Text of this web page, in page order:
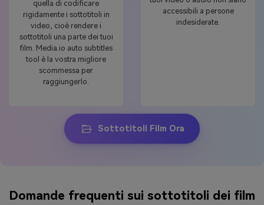
quella di codificare
rigidamente i sottotitoli in
video, cioè rendere i
sottotitoli una parte dei tuoi
film. Media.io auto subtitles
tool è la vostra migliore
scommessa per
raggiungerlo.
accessibili a persone
indesiderate.
Sottotitoli Film Ora
Domande frequenti sui sottotitoli dei film